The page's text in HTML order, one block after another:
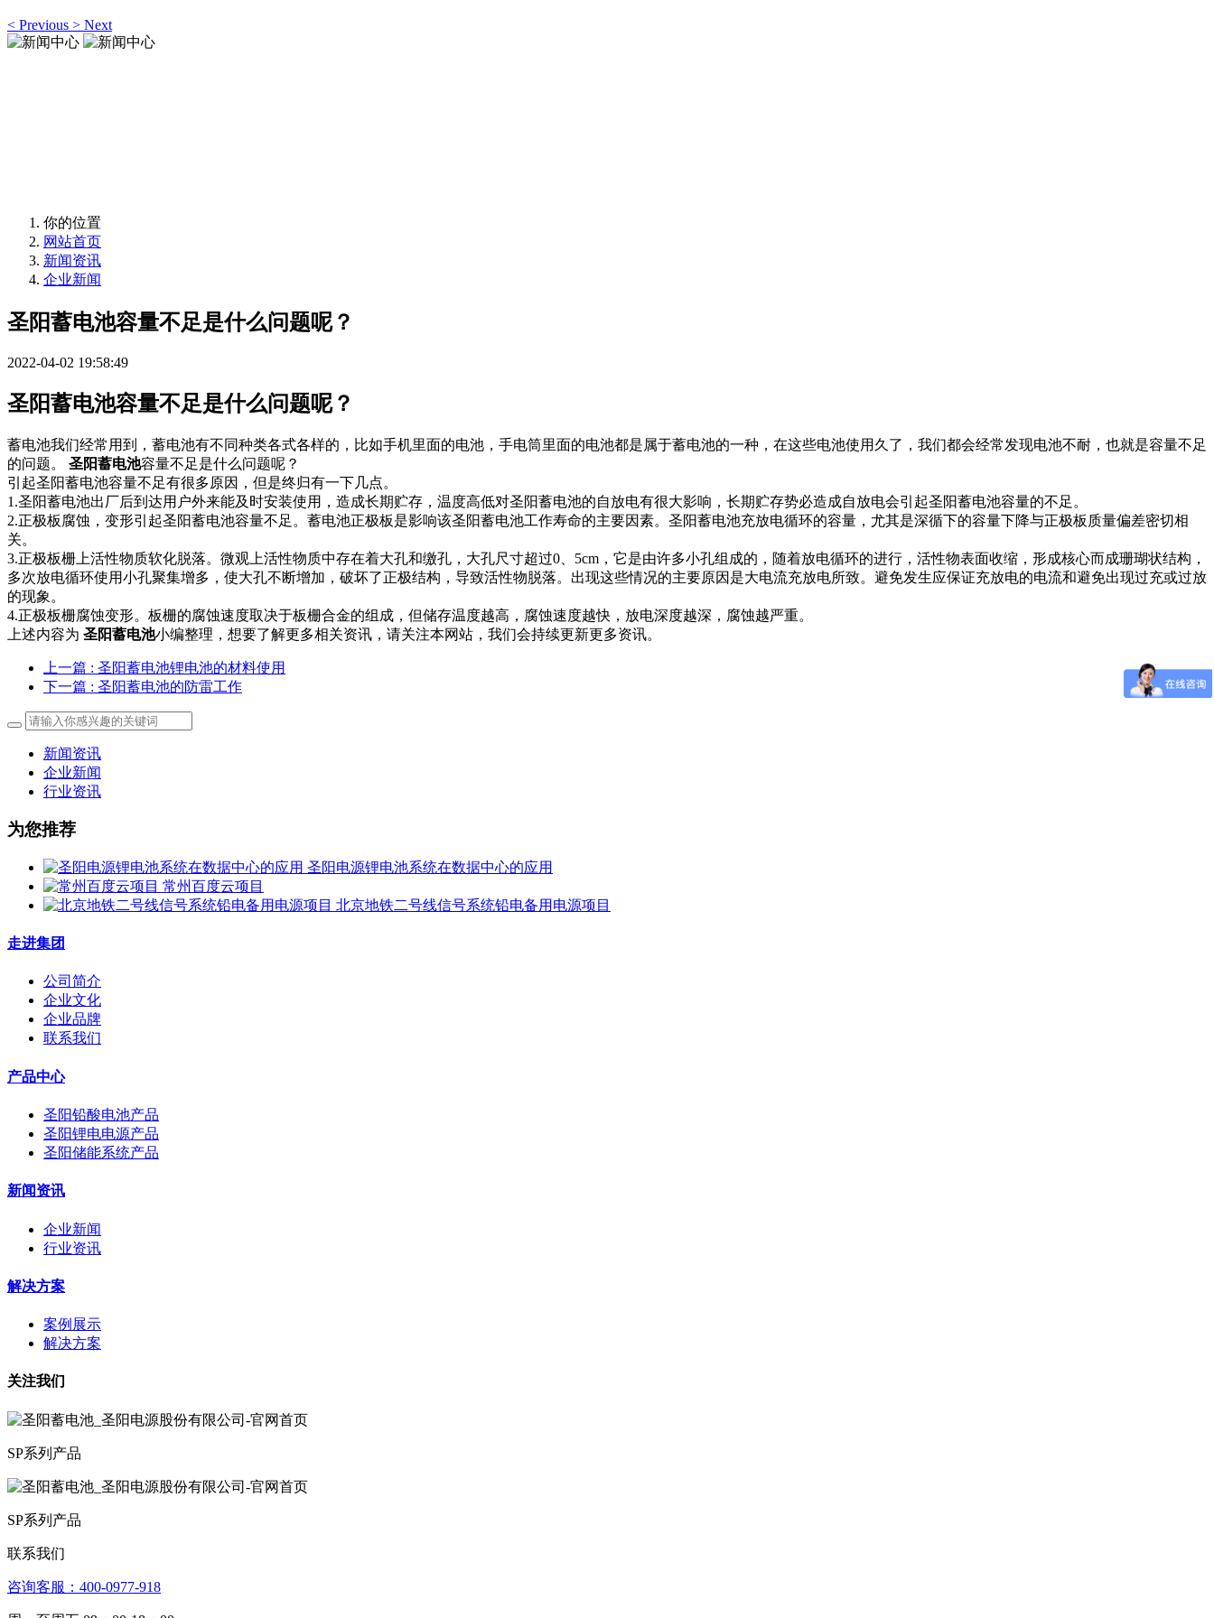
< Previous > Next
你的位置
网站首页
新闻资讯
企业新闻
圣阳蓄电池容量不足是什么问题呢？
2022-04-02 19:58:49
圣阳蓄电池容量不足是什么问题呢？
蓄电池我们经常用到，蓄电池有不同种类各式各样的，比如手机里面的电池，手电筒里面的电池都是属于蓄电池的一种，在这些电池使用久了，我们都会经常发现电池不耐，也就是容量不足
的问题。 圣阳蓄电池容量不足是什么问题呢？
引起圣阳蓄电池容量不足有很多原因，但是终归有一下几点。
1.圣阳蓄电池出厂后到达用户外来能及时安装使用，造成长期贮存，温度高低对圣阳蓄电池的自放电有很大影响，长期贮存势必造成自放电会引起圣阳蓄电池容量的不足。
2.正极板腐蚀，变形引起圣阳蓄电池容量不足。蓄电池正极板是影响该圣阳蓄电池工作寿命的主要因素。圣阳蓄电池充放电循环的容量，尤其是深循下的容量下降与正极板质量偏差密切相
关。
3.正极板栅上活性物质软化脱落。微观上活性物质中存在着大孔和缴孔，大孔尺寸超过0、5cm，它是由许多小孔组成的，随着放电循环的进行，活性物表面收缩，形成核心而成珊瑚状结构，
多次放电循环使用小孔聚集增多，使大孔不断增加，破坏了正极结构，导致活性物脱落。出现这些情况的主要原因是大电流充放电所致。避免发生应保证充放电的电流和避免出现过充或过放
的现象。
4.正极板栅腐蚀变形。板栅的腐蚀速度取决于板栅合金的组成，但储存温度越高，腐蚀速度越快，放电深度越深，腐蚀越严重。
上述内容为 圣阳蓄电池小编整理，想要了解更多相关资讯，请关注本网站，我们会持续更新更多资讯。
上一篇 : 圣阳蓄电池锂电池的材料使用
下一篇 : 圣阳蓄电池的防雷工作
新闻资讯
企业新闻
行业资讯
为您推荐
圣阳电源锂电池系统在数据中心的应用
常州百度云项目
北京地铁二号线信号系统铅电备用电源项目
走进集团
公司简介
企业文化
企业品牌
联系我们
产品中心
圣阳铅酸电池产品
圣阳锂电电源产品
圣阳储能系统产品
新闻资讯
企业新闻
行业资讯
解决方案
案例展示
解决方案
关注我们
SP系列产品
SP系列产品
联系我们
咨询客服：4­00­­-09­77-­918